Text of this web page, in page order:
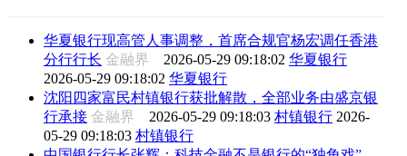
华夏银行现高管人事调整，首席合规官杨宏调任香港
分行行长 金融界 2026-05-29 09:18:02 华夏银行
2026-05-29 09:18:02 华夏银行
沈阳四家富民村镇银行获批解散，全部业务由盛京银
行承接 金融界 2026-05-29 09:18:03 村镇银行 2026-
05-29 09:18:03 村镇银行